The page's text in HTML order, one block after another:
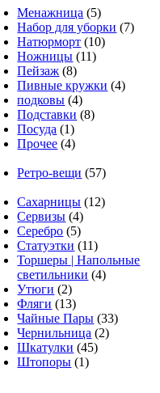
Менажница (5)
Набор для уборки (7)
Натюрморт (10)
Ножницы (11)
Пейзаж (8)
Пивные кружки (4)
подковы (4)
Подставки (8)
Посуда (1)
Прочее (4)
Ретро-вещи (57)
Сахарницы (12)
Сервизы (4)
Серебро (5)
Статуэтки (11)
Торшеры | Напольные
светильники (4)
Утюги (2)
Фляги (13)
Чайные Пары (33)
Чернильница (2)
Шкатулки (45)
Штопоры (1)